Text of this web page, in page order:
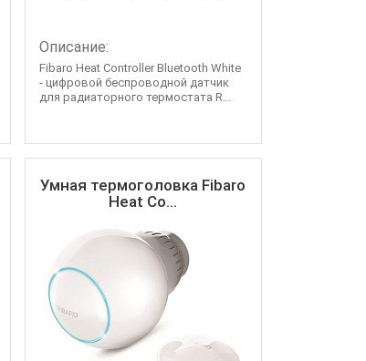
Описание:
Fibaro Heat Controller Bluetooth White
- цифровой беспроводной датчик
для радиаторного термостата R...
Умная термоголовка Fibaro
Heat Co...